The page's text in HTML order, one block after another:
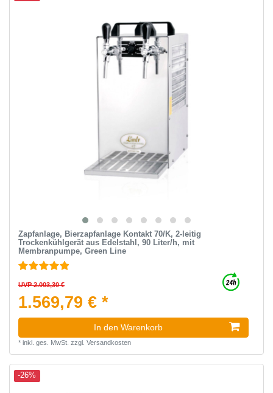
Zapfanlage, Bierzapfanlage Kontakt 70/K, 2-leitig
Trockenkühlgerät aus Edelstahl, 90 Liter/h, mit
Membranpumpe, Green Line
UVP 2.003,30 €
1.569,79 € *
In den Warenkorb
* inkl. ges. MwSt. zzgl. Versandkosten
-26%